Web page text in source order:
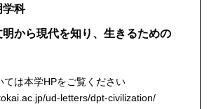
科
から現代を知り、生きるための
ては本学HPをご覧ください
ud-letters/dpt-civilization/